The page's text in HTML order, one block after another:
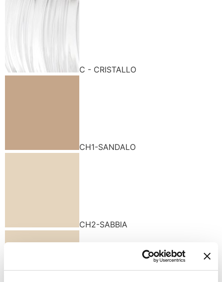
C - CRISTALLO
CH1-SANDALO
CH2-SABBIA